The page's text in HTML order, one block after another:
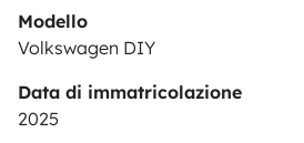
Modello
Volkswagen DIY
Data di immatricolazione
2025